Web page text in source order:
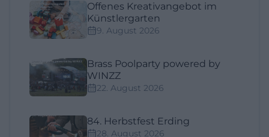
Offenes Kreativangebot im
Künstlergarten
9. August 2026
Brass Poolparty powered by
WINZZ
22. August 2026
84. Herbstfest Erding
28. August 2026